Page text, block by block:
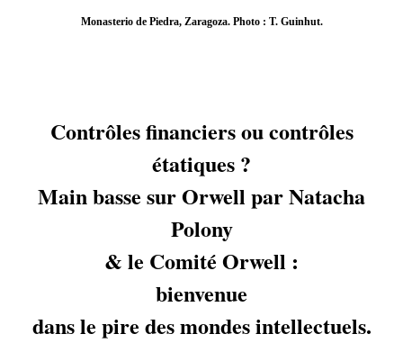
Monasterio de Piedra, Zaragoza. Photo : T. Guinhut.
Contrôles financiers ou contrôles
étatiques ?
Main basse sur Orwell par Natacha
Polony
& le Comité Orwell :
bienvenue
dans le pire des mondes intellectuels.